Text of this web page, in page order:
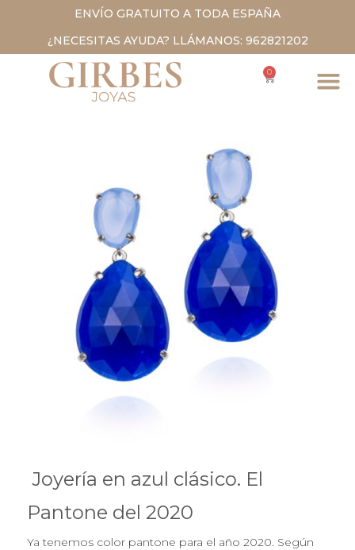
ENVÍO GRATUITO A TODA ESPAÑA
¿NECESITAS AYUDA? LLÁMANOS: 962821202
0
Joyería en azul clásico. El
Pantone del 2020
Ya tenemos color pantone para el año 2020. Según